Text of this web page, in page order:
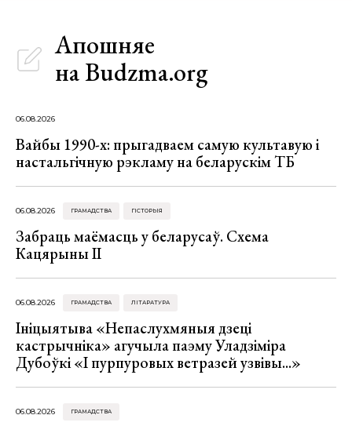
Апошняе
на Budzma.org
06.08.2026
Вайбы 1990-х: прыгадваем самую культавую і
настальгічную рэкламу на беларускім ТБ
06.08.2026 ГРАМАДСТВА ГІСТОРЫЯ
Забраць маёмасць у беларусаў. Схема
Кацярыны ІІ
06.08.2026 ГРАМАДСТВА ЛІТАРАТУРА
Ініцыятыва «Непаслухмяныя дзеці
кастрычніка» агучыла паэму Уладзіміра
Дубоўкі «І пурпуровых ветразей узвівы...»
06.08.2026 ГРАМАДСТВА